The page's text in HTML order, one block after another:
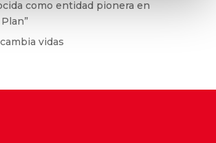
como entidad pionera en
vidas